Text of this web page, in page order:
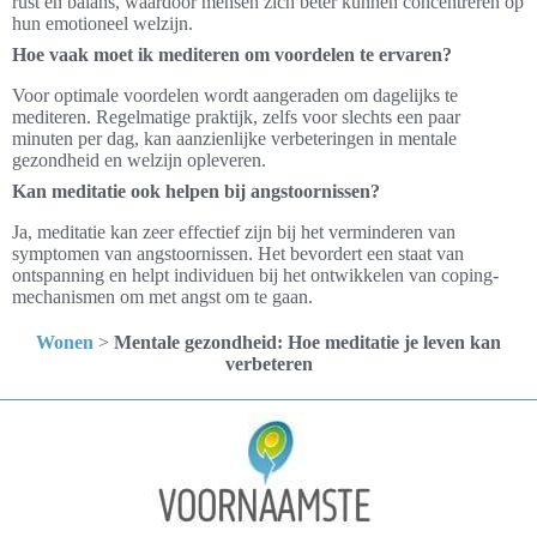
hun emotioneel welzijn.
Hoe vaak moet ik mediteren om voordelen te ervaren?
Voor optimale voordelen wordt aangeraden om dagelijks te
mediteren. Regelmatige praktijk, zelfs voor slechts een paar
minuten per dag, kan aanzienlijke verbeteringen in mentale
gezondheid en welzijn opleveren.
Kan meditatie ook helpen bij angstoornissen?
Ja, meditatie kan zeer effectief zijn bij het verminderen van
symptomen van angstoornissen. Het bevordert een staat van
ontspanning en helpt individuen bij het ontwikkelen van coping-
mechanismen om met angst om te gaan.
Wonen > Mentale gezondheid: Hoe meditatie je leven kan
verbeteren